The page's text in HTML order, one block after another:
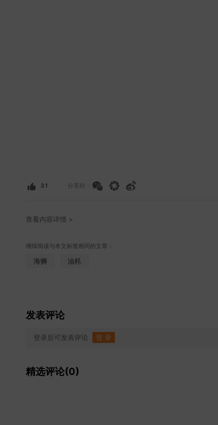
31 分享到：
查看内容详情 >
继续阅读与本文标签相同的文章：
海狮 油耗
发表评论
登录后可发表评论 登 录
精选评论(0)